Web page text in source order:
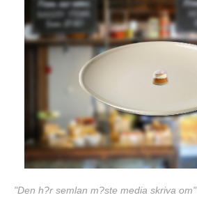
"Den h?r semlan m?ste media skriva om"